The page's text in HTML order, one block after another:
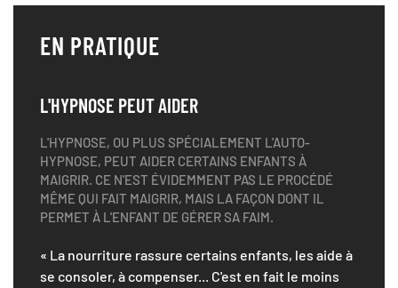
EN PRATIQUE
L'HYPNOSE PEUT AIDER
L'HYPNOSE, OU PLUS SPÉCIALEMENT L'AUTO-
HYPNOSE, PEUT AIDER CERTAINS ENFANTS À
MAIGRIR. CE N'EST ÉVIDEMMENT PAS LE PROCÉDÉ
MÊME QUI FAIT MAIGRIR, MAIS LA FAÇON DONT IL
PERMET À L'ENFANT DE GÉRER SA FAIM.
« La nourriture rassure certains enfants, les aide à
se consoler, à compenser... C'est en fait le moins